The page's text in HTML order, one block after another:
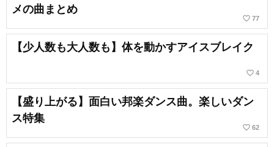
メの曲まとめ
favorite_border 77
【少人数も大人数も】体を動かすアイスブレイク
favorite_border 4
【盛り上がる】面白い邦楽ダンス曲。楽しいダン
ス特集
favorite_border 62